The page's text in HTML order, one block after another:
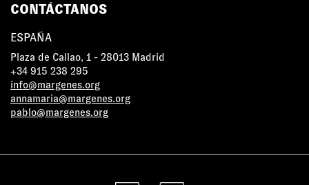
CONTÁCTANOS
ESPAÑA
Plaza de Callao, 1 - 28013 Madrid
+34 915 238 295
info@margenes.org
annamaria@margenes.org
pablo@margenes.org